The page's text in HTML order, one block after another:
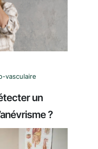
vasculaire
un
?